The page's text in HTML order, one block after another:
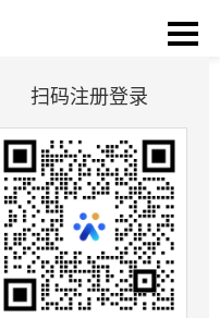
扫码注册登录